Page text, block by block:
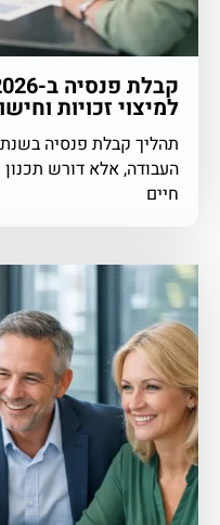
למיצוי זכויות
העבודה, אלא דורש
חיים